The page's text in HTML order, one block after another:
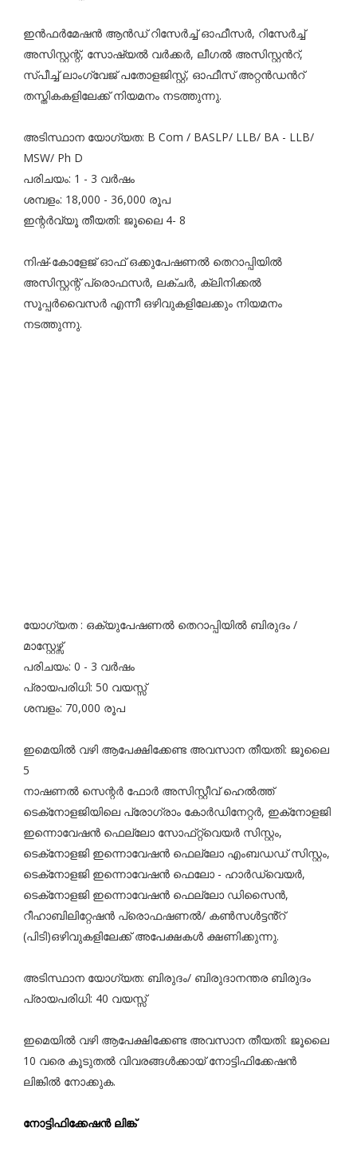
ഇൻഫർമേഷൻ ആൻഡ് റിസേർച്ച് ഓഫീസർ, റിസേർച്ച്
അസിസ്റ്റന്റ്, സോഷ്യൽ വർക്കർ, ലീഗൽ അസിസ്റ്റൻറ്,
സ്പീച്ച് ‌ലാംഗ്വേജ്‌ പതോളജിസ്റ്റ്, ഓഫീസ് അറ്റൻഡൻറ്
തസ്തികകളിലേക്ക് നിയമനം നടത്തുന്നു.
അടിസ്ഥാന യോഗ്യത: B Com / BASLP/ LLB/ BA - LLB/
MSW/ Ph D
പരിചയം: 1 - 3 വർഷം
ശമ്പളം: 18,000 - 36,000 രൂപ
ഇന്റർവ്യൂ തീയതി: ജൂലൈ 4- 8
നിഷ്-കോളേജ് ഓഫ് ഒക്കുപേഷണൽ തെറാപ്പിയിൽ
അസിസ്റ്റന്റ് പ്രൊഫസർ, ലക്ചർ, ക്ലിനിക്കൽ
സൂപ്പർവൈസർ എന്നീ ഒഴിവുകളിലേക്കും നിയമനം
നടത്തുന്നു.
യോഗ്യത : ഒക്യുപേഷണൽ തെറാപ്പിയിൽ ബിരുദം /
മാസ്റ്റേഴ്സ്
പരിചയം: 0 - 3 വർഷം
പ്രായപരിധി: 50 വയസ്സ്
ശമ്പളം: 70,000 രൂപ
ഇമെയിൽ വഴി ആപേക്ഷിക്കേണ്ട അവസാന തീയതി: ജൂലൈ
5
നാഷണൽ സെന്റർ ഫോർ അസിസ്റ്റീവ് ഹെൽത്ത്
ടെക്‌നോളജിയിലെ പ്രോഗ്രാം കോർഡിനേറ്റർ, ഇക്‌നോളജി
ഇന്നൊവേഷൻ ഫെല്ലോ സോഫ്‌റ്റ്‌വെയർ സിസ്റ്റം,
ടെക്‌നോളജി ഇന്നൊവേഷൻ ഫെല്ലോ എംബഡഡ് സിസ്റ്റം,
ടെക്‌നോളജി ഇന്നൊവേഷൻ ഫെലോ - ഹാർഡ്‌വെയർ,
ടെക്‌നോളജി ഇന്നൊവേഷൻ ഫെല്ലോ ഡിസൈൻ,
റീഹാബിലിറ്റേഷൻ പ്രൊഫഷണൽ/ കൺസൾട്ടൻ്റ്
(പിടി)ഒഴിവുകളിലേക്ക് അപേക്ഷകൾ ക്ഷണിക്കുന്നു.
അടിസ്ഥാന യോഗ്യത: ബിരുദം/ ബിരുദാനന്തര ബിരുദം
പ്രായപരിധി: 40 വയസ്സ്
ഇമെയിൽ വഴി ആപേക്ഷിക്കേണ്ട അവസാന തീയതി: ജൂലൈ
10 വരെ കൂടുതൽ വിവരങ്ങൾക്കായ് നോട്ടിഫിക്കേഷൻ
ലിങ്കിൽ നോക്കുക.
നോട്ടിഫിക്കേഷൻ ലിങ്ക്